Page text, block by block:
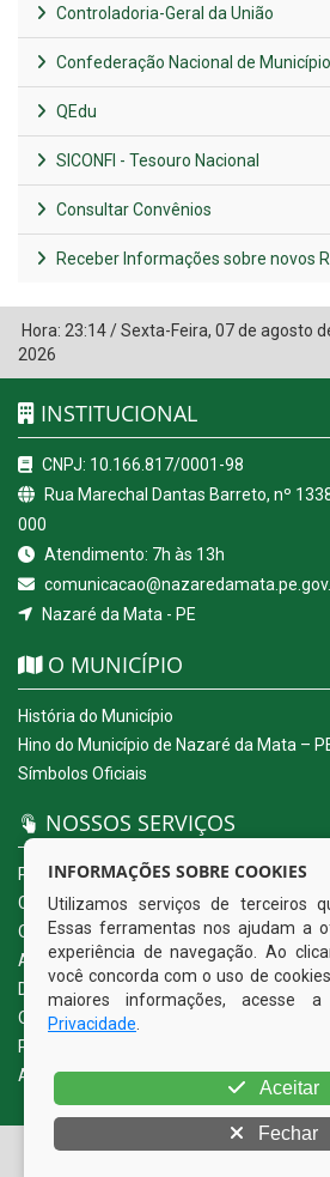
Controladoria-Geral da União
Confederação Nacional de
QEdu
SICONFI - Tesouro Nacional
Consultar Convênios
Receber Informações sobre novos
Hora: 23:14/Sexta-Feira, 07 de agosto
2026
INSTITUCIONAL
CNPJ: 10.166.817/0001-98
Rua Marechal Dantas Barreto, nº
000
Atendimento: 7h às 13h
Nazaré da Mata - PE
O MUNICÍPIO
História do Município
Hino do Município de Nazaré da Mata –
Símbolos Oficiais
NOSSOS SERVIÇOS
Portal da Transparência
Carta de Serviços ao Usuário
Ouvidoria Eletrônica
Acesso a Informação (eSIC)
Diário Oficial
Quadro de Avisos
Política de Privacidade
Acessibilidade
© Copyright 2026 Prefeitura
INFORMAÇÕES SOBRE COOKIES
Utilizamos serviços de terceiros
Essas ferramentas nos ajudam a
experiência de navegação. Ao
você concorda com o uso de
maiores informações, acesse
Privacidade
Aceitar
Fechar